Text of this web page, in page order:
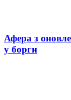
Афера з
у борги